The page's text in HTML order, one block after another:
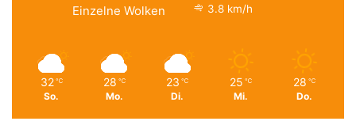
Einzelne Wolken
3.8 km/h
32 ℃
So.
28 ℃
Mo.
23 ℃
Di.
25 ℃
Mi.
28 ℃
Do.